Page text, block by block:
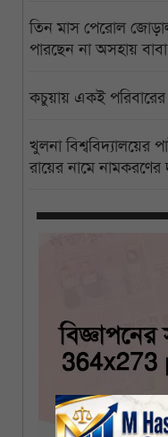
তিন মাস পেরোল
পারছেন না অসহায় বাবা
কচুয়ায় একই
খুলনা বিশ্ববিদ্যালয়ের
রায়ের নামে নামকরণের